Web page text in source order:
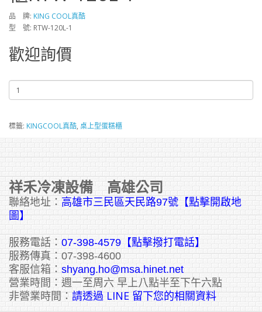
品 牌: KING COOL真酷
型 號: RTW-120L-1
歡迎詢價
標籤: KINGCOOL真酷, 桌上型蛋糕櫃
祥禾冷凍設備 高雄公司
聯絡地址： 高雄市三民區天民路97號【點擊開啟地
圖】
服務電話： 07-398-4579【點擊撥打電話】
服務傳真：07-398-4600
客服信箱： shyang.ho@msa.hinet.net
營業時間：週一至周六 早上八點半至下午六點
非營業時間： 請透過 LINE 留下您的相關資料